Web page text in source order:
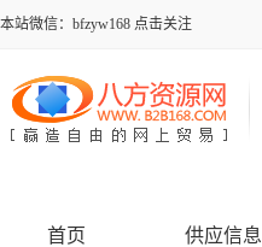
本站微信：bfzyw168 点击关注
首页 供应信息